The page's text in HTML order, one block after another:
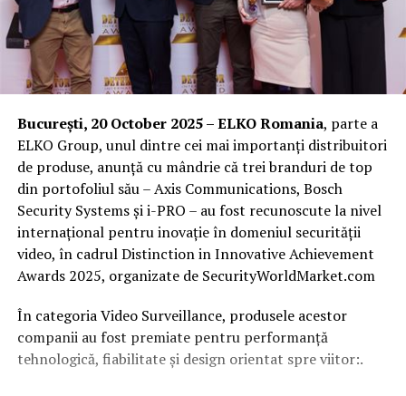
București, 20 October 2025– ELKO Romania, parte a
ELKO Group, unul dintre cei mai importanți distribuitori
de produse, anunță cu mândrie că trei branduri de top
din portofoliul său – Axis Communications, Bosch
Security Systems și i-PRO – au fost recunoscute la nivel
internațional pentru inovație în domeniul securității
video, în cadrul Distinction in Innovative Achievement
Awards 2025, organizate de SecurityWorldMarket.com
În categoria Video Surveillance, produsele acestor
companii au fost premiate pentru performanță
tehnologică, fiabilitate și design orientat spre viitor:.